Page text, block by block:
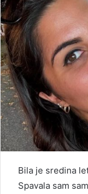
Bila je sredina
Spavala sam